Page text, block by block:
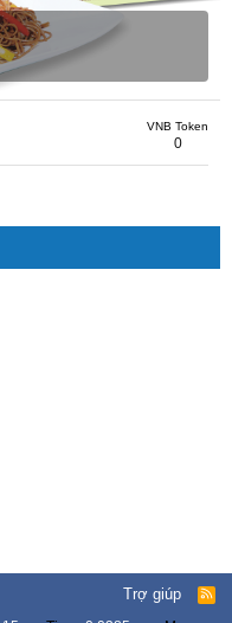
VNB Token
0
Trợ giúp
R